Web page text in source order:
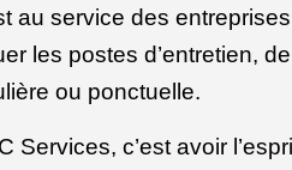
au service des
les postes d’entretien,
ou ponctuelle.
Services, c’est avoir